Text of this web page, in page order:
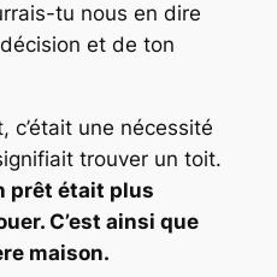
tu nous en dire
et de ton
c’était une nécessité
trouver un toit.
prêt était plus
C’est ainsi que
maison.